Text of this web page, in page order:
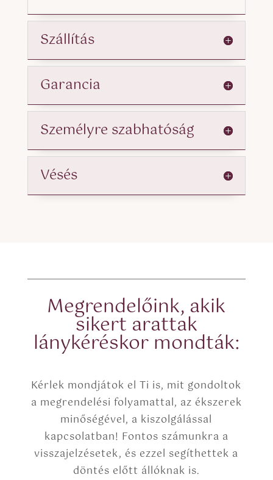
Szállítás
Garancia
Személyre szabhatóság
Vésés
Megrendelőink, akik
sikert arattak
lánykéréskor mondták:
Kérlek mondjátok el Ti is, mit gondoltok
a megrendelési folyamattal, az ékszerek
minőségével, a kiszolgálással
kapcsolatban! Fontos számunkra a
visszajelzésetek, és ezzel segíthettek a
döntés előtt állóknak is.